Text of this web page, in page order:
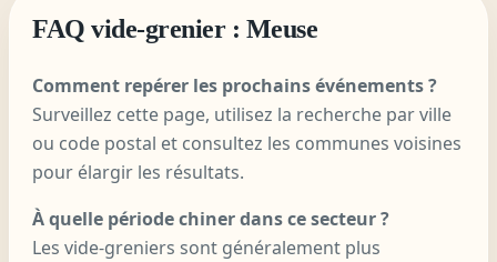
FAQ vide-grenier : Meuse
Comment repérer les prochains événements ?
Surveillez cette page, utilisez la recherche par ville
ou code postal et consultez les communes voisines
pour élargir les résultats.
À quelle période chiner dans ce secteur ?
Les vide-greniers sont généralement plus